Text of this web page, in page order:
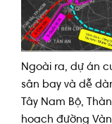
Ngoài ra, dự án
sân bay và dễ
Tây Nam Bộ,
hoạch đường